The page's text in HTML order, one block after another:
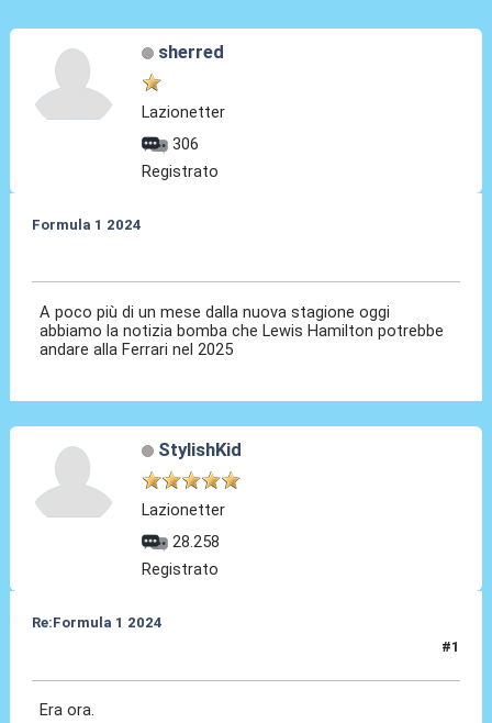
sherred
Lazionetter
306
Registrato
Formula 1 2024
A poco più di un mese dalla nuova stagione oggi
abbiamo la notizia bomba che Lewis Hamilton potrebbe
andare alla Ferrari nel 2025
StylishKid
Lazionetter
28.258
Registrato
Re:Formula 1 2024
#1
Era ora.